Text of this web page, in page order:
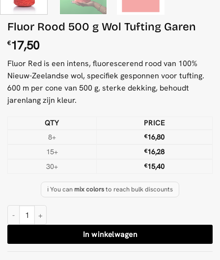
Fluor Rood 500 g Wol Tufting Garen
€17,50
Fluor Red is een intens, fluorescerend rood van 100%
Nieuw-Zeelandse wol, specifiek gesponnen voor tufting.
600 m per cone van 500 g, sterke dekking, behoudt
jarenlang zijn kleur.
QTY
PRICE
8+
€16,80
15+
€16,28
30+
€15,40
ℹ️ You can mix colorsto reach bulk discounts
Fluor Rood 500 g Wol Tufting Garen aantal
In winkelwagen